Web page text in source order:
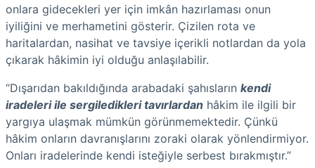
onlara gidecekleri yer için imkân hazırlaması onun
iyiliğini ve merhametini gösterir. Çizilen rota ve
haritalardan, nasihat ve tavsiye içerikli notlardan da yola
çıkarak hâkimin iyi olduğu anlaşılabilir.
“Dışarıdan bakıldığında arabadaki şahısların kendi
iradeleri ile sergiledikleri tavırlardan hâkim ile ilgili bir
yargıya ulaşmak mümkün görünmemektedir. Çünkü
hâkim onların davranışlarını zoraki olarak yönlendirmiyor.
Onları iradelerinde kendi isteğiyle serbest bırakmıştır.”